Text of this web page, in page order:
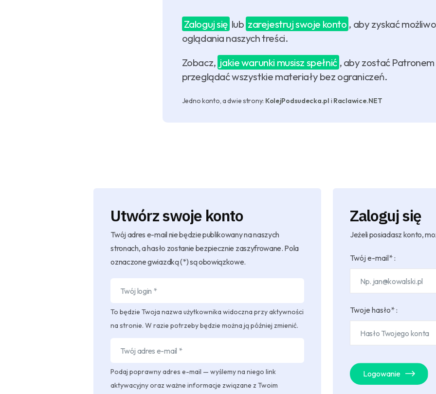
Zaloguj się lub zarejestruj swoje konto , aby zyskać
oglądania naszych treści.
Zobacz, jakie warunki musisz spełnić , aby zostać Patronem
przeglądać wszystkie materiały bez ograniczeń.
Jedno konto, a dwie strony: KolejPodsudecka.pl i Raclawice.NET
Utwórz swoje konto
Twój adres e-mail nie będzie publikowany na naszych
stronach, a hasło zostanie bezpiecznie zaszyfrowane. Pola
oznaczone gwiazdką (*) są obowiązkowe.
To będzie Twoja nazwa użytkownika widoczna przy aktywności
na stronie. W razie potrzeby będzie można ją później zmienić.
Podaj poprawny adres e-mail — wyślemy na niego link
aktywacyjny oraz ważne informacje związane z Twoim
Zaloguj się
Jeżeli posiadasz konto,
Twój e-mail* :
Twoje hasło* :
Logowanie